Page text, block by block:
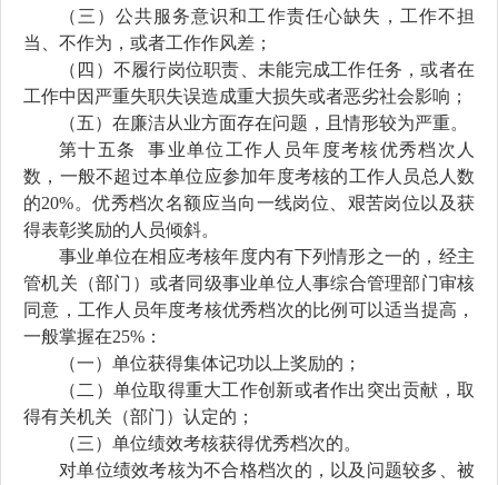
（三）公共服务意识和工作责任心缺失， 工作不担
当、不作为，或者工作作风差；
（四） 不履行岗位职责
未能完成工作任务，或者在
工作中因严重失职失误造成重大损失或者恶劣社会影响；
（五）在廉洁从业方面存在问题，且情形较为严重。
第十五条 事业单位工作人员年度考核优秀档次人
数，一般不超过本单位应参加年度考核的工作人员总人数
的20%。优秀档次名额应当向一线岗位、艰苦岗位以及获
得表彰奖励的人员倾斜。
事业单位在相应考核年度内有下列情形之一的，经主
管机关（部门）或者同级事业单位人事综合管理部门审核
同意，工作人员年度考核优秀档次的比例可以适当提高 ，
一般掌握在25%：
（一）单位获得集体记功以上奖励的；
（二）单位取得重大工作创新或者作出突出贡献，取
得有关机关（部门）认定的；
（三）单位绩效考核获得优秀档次的。
对单位绩效考核为不合格档次的，以及问题较多、被